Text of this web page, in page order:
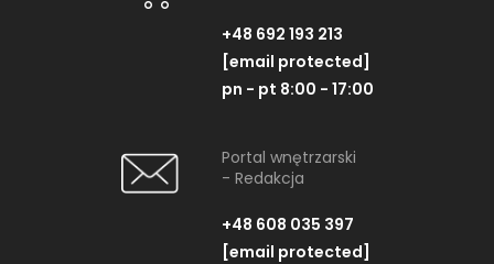
+48 692 193 213
[email protected]
pn - pt 8:00 - 17:00
Portal wnętrzarski
- Redakcja
+48 608 035 397
[email protected]